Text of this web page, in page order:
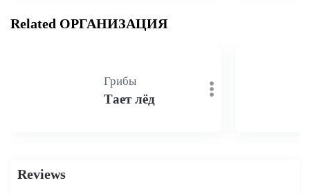
Related ОРГАНИЗАЦИЯ
Грибы
Тает лёд
Reviews